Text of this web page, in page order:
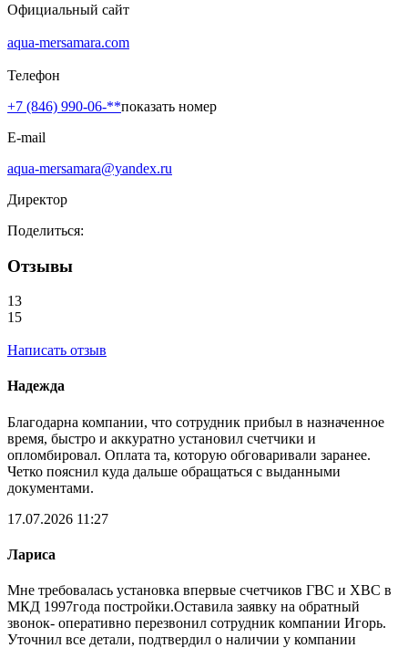
Официальный сайт
aqua-mersamara.com
Телефон
+7 (846) 990-06-**показать номер
E-mail
aqua-mersamara@yandex.ru
Директор
Поделиться:
Отзывы
13
15
Написать отзыв
Надежда
Благодарна компании, что сотрудник прибыл в назначенное
время, быстро и аккуратно установил счетчики и
опломбировал. Оплата та, которую обговаривали заранее.
Четко пояснил куда дальше обращаться с выданными
документами.
17.07.2026 11:27
Лариса
Мне требовалась установка впервые счетчиков ГВС и ХВС в
МКД 1997года постройки.Оставила заявку на обратный
звонок- оперативно перезвонил сотрудник компании Игорь.
Уточнил все детали, подтвердил о наличии у компании